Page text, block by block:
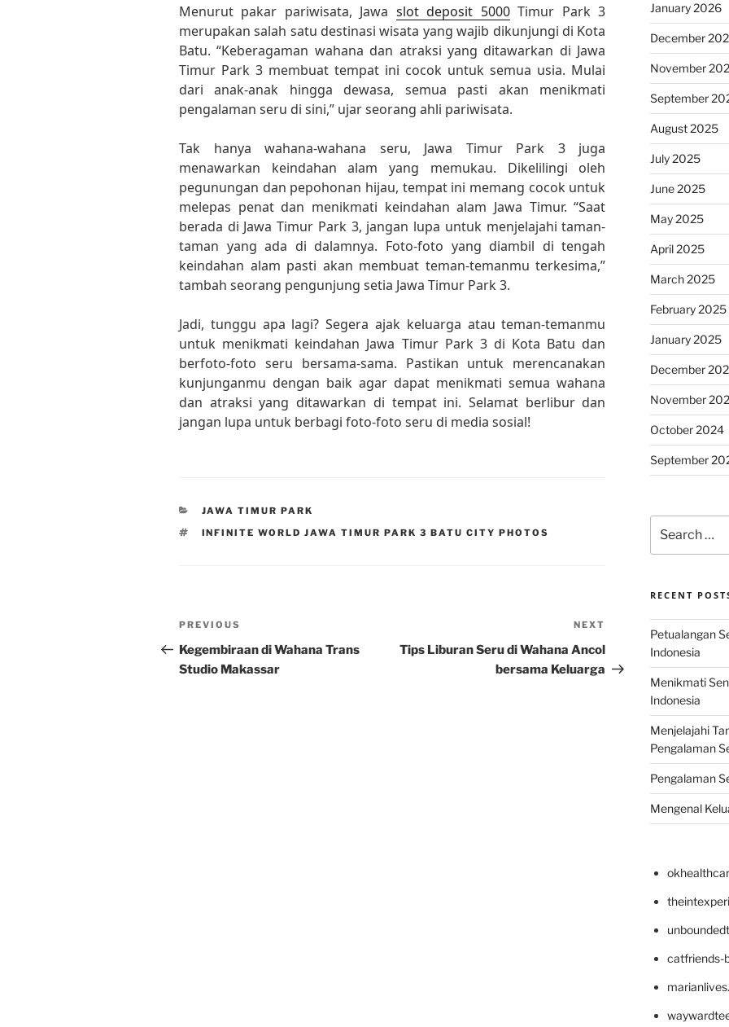
Menurut pakar pariwisata, Jawa slot deposit 5000Timur Park 3
merupakan salah satu destinasi wisata yang wajib dikunjungi di Kota
Batu. “Keberagaman wahana dan atraksi yang ditawarkan di Jawa
Timur Park 3 membuat tempat ini cocok untuk semua usia. Mulai
dari anak-anak hingga dewasa, semua pasti akan menikmati
pengalaman seru di sini,” ujar seorang ahli pariwisata.
Tak hanya wahana-wahana seru, Jawa Timur Park 3 juga
menawarkan keindahan alam yang memukau. Dikelilingi oleh
pegunungan dan pepohonan hijau, tempat ini memang cocok untuk
melepas penat dan menikmati keindahan alam Jawa Timur. “Saat
berada di Jawa Timur Park 3, jangan lupa untuk menjelajahi taman-
taman yang ada di dalamnya. Foto-foto yang diambil di tengah
keindahan alam pasti akan membuat teman-temanmu terkesima,”
tambah seorang pengunjung setia Jawa Timur Park 3.
Jadi, tunggu apa lagi? Segera ajak keluarga atau teman-temanmu
untuk menikmati keindahan Jawa Timur Park 3 di Kota Batu dan
berfoto-foto seru bersama-sama. Pastikan untuk merencanakan
kunjunganmu dengan baik agar dapat menikmati semua wahana
dan atraksi yang ditawarkan di tempat ini. Selamat berlibur dan
jangan lupa untuk berbagi foto-foto seru di media sosial!
CATEGORIES
JAWA TIMUR PARK
TAGS
INFINITE WORLD JAWA TIMUR PARK 3 BATU CITY PHOTOS
Post
navigation
Previous
Post
PREVIOUS
Kegembiraan di Wahana Trans
Studio Makassar
Post
NEXT
Tips Liburan Seru di Wahana Ancol
bersama Keluarga
January 2026
December
November
September
August 2025
July 2025
June 2025
May 2025
April 2025
March 2025
February 2025
January 2025
December
November
October 2024
September
for:
RECENT
Petualangan
Indonesia
Menikmati
Indonesia
Menjelajahi
Pengalaman
Pengalaman
Mengenal
catfriends-